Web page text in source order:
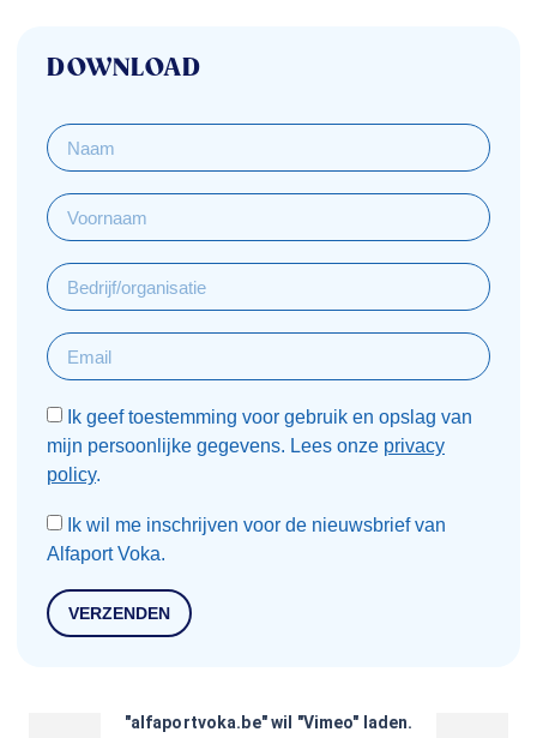
DOWNLOAD
Ik geef toestemming voor gebruik en opslag van
mijn persoonlijke gegevens. Lees onze privacy
policy.
Ik wil me inschrijven voor de nieuwsbrief van
Alfaport Voka.
VERZENDEN